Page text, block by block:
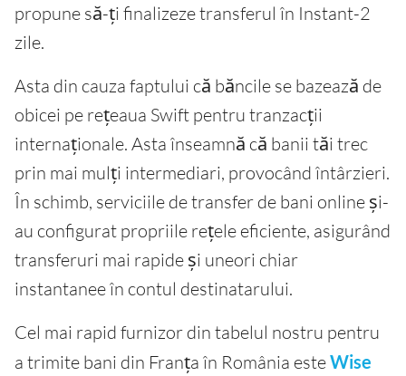
propune să-ți finalizeze transferul în Instant-2
zile.
Asta din cauza faptului că băncile se bazează de
obicei pe rețeaua Swift pentru tranzacții
internaționale. Asta înseamnă că banii tăi trec
prin mai mulți intermediari, provocând întârzieri.
În schimb, serviciile de transfer de bani online și-
au configurat propriile rețele eficiente, asigurând
transferuri mai rapide și uneori chiar
instantanee în contul destinatarului.
Cel mai rapid furnizor din tabelul nostru pentru
a trimite bani din Franța în România esteWise